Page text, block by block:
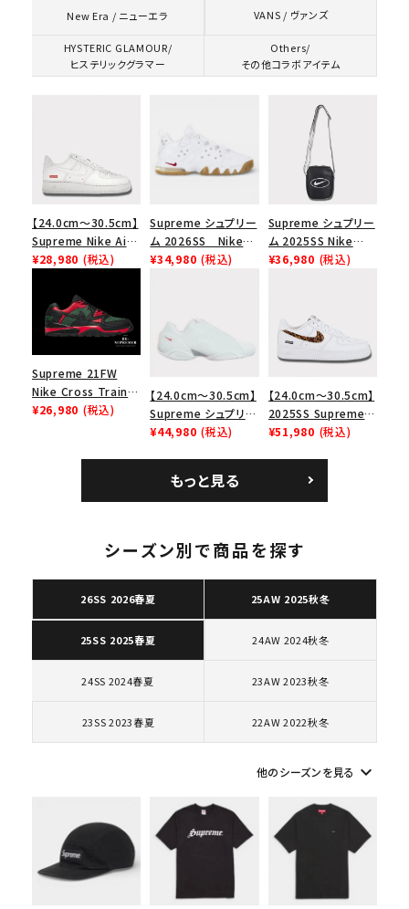
キーワードから探す
人気ワード 2026SS
Tシャツ・ロングスリーブ
キャップ・ハット
パーカー・クルーネック
ボックスロゴ ブラックスウェット
コラボレーションブランドから探す
New Era / ニューエラ VANS / ヴァンズ
HYSTERIC GLAMOUR/
ヒステリックグラマー
Others/
その他コラボアイテム
【24.0cm～30.5cm】
Supreme Nike Air
Force 1 Low シュプ
ース１スニーカー シ
ューズ ホワイト
¥28,980 (税込)
Supreme シュプリー
ム 2026SS Nike
SB Air Max 2 CB 94
¥34,980 (税込)
Supreme シュプリー
ム 2025SS Nike
Leather Shoulder
¥36,980 (税込)
Supreme 21FW
Nike Cross Trainer
Low ナイキクロスト
¥26,980 (税込)
【24.0cm～30.5cm】
Supreme シュプリー
ム 2023AW Nike
カー ホワイト 白
¥44,980 (税込)
【24.0cm～30.5cm】
2025SS Supreme
GOODENOUGH
ムグッドイナフ ナイキ
エアフォース１スニー
ト
¥51,980 (税込)
もっと見る
シーズン別で商品を探す
26SS 2026春夏 25AW 2025秋冬
25SS 2025春夏 24AW 2024秋冬
24SS 2024春夏 23AW 2023秋冬
23SS 2023春夏 22AW 2022秋冬
他のシーズンを見る keyboard_arrow_down